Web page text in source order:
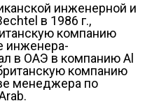
инженерной и
в 1986 г.,
компанию
инженера-
в ОАЭ в компанию Al
компанию
менеджера по